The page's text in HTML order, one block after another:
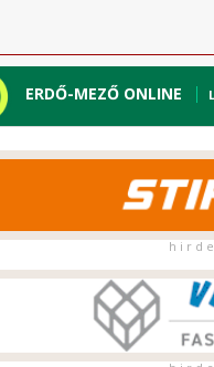
ERDŐ-MEZŐ ONLINE
h i r d